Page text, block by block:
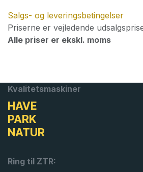
Salgs- og leveringsbetingelser
Priserne er vejledende
Alle priser er ekskl. moms
Kvalitetsmaskiner
HAVE
PARK
NATUR
Ring til ZTR: